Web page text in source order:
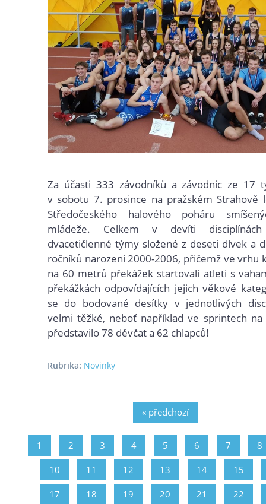
Za účasti 333 závodníků a závodnic ze 17
v sobotu 7. prosince na pražském Strahově
Středočeského halového poháru
mládeže. Celkem v devíti
dvacetičlenné týmy složené z deseti dívek a
ročníků narození 2000-2006, přičemž ve vrhu
na 60 metrů překážek startovali atleti s
překážkách odpovídajících jejich věkové
se do bodované desítky v jednotlivých
velmi těžké, neboť například ve sprintech
představilo 78 děvčat a 62 chlapců!
Rubrika: Novinky
« předchozí
1 2 3 4 5 6 7 8
10 11 12 13 14 15
17 18 19 20 21 22